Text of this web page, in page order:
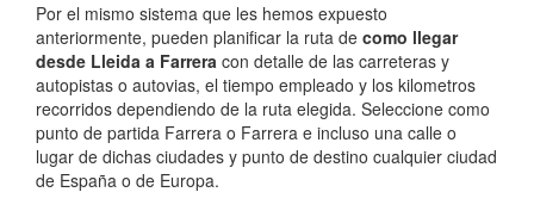
Por el mismo sistema que les hemos expuesto
anteriormente, pueden planificar la ruta de como llegar
desde Lleida a Farrera con detalle de las carreteras y
autopistas o autovias, el tiempo empleado y los kilometros
recorridos dependiendo de la ruta elegida. Seleccione como
punto de partida Farrera o Farrera e incluso una calle o
lugar de dichas ciudades y punto de destino cualquier ciudad
de España o de Europa.